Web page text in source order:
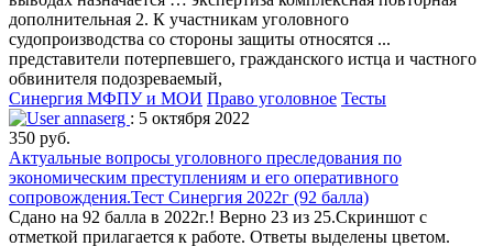
дополнительная 2. К участникам уголовного
судопроизводства со стороны защиты относятся ...
представители потерпевшего, гражданского истца и частного
обвинителя подозреваемый,
Синергия МФПУ и МОИ Право уголовное Тесты
annaserg : 5 октября 2022
350 руб.
Актуальные вопросы уголовного преследования по
экономическим преступлениям и его оперативного
сопровождения.Тест Синергия 2022г (92 балла)
Сдано на 92 балла в 2022г.! Верно 23 из 25.Скриншот с
отметкой прилагается к работе. Ответы выделены цветом.